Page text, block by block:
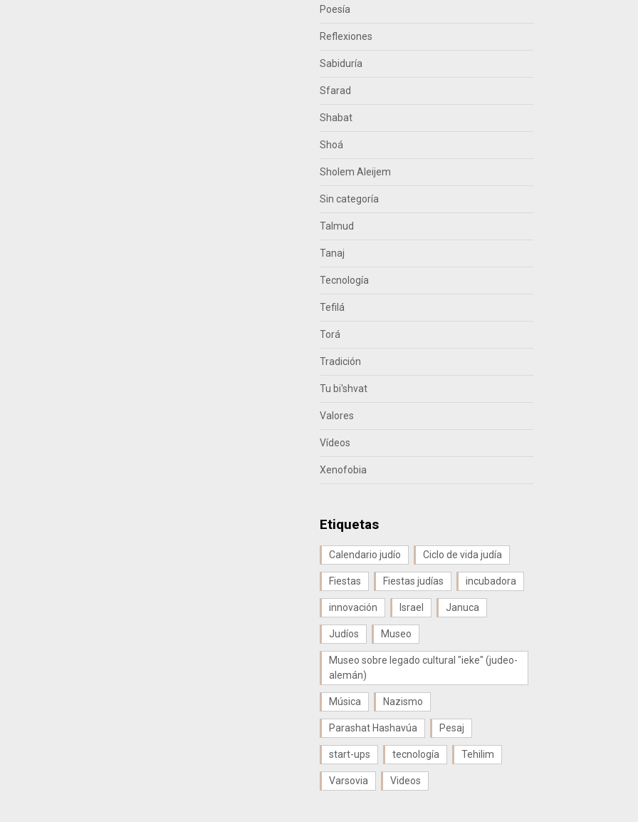
Poesía
Reflexiones
Sabiduría
Sfarad
Shabat
Shoá
Sholem Aleijem
Sin categoría
Talmud
Tanaj
Tecnología
Tefilá
Torá
Tradición
Tu bi'shvat
Valores
Vídeos
Xenofobia
Etiquetas
Calendario judío Ciclo de vida judía
Fiestas Fiestas judías incubadora
innovación Israel Januca
Judíos Museo
Museo sobre legado cultural "ieke" (judeo-
alemán)
Música Nazismo
Parashat Hashavúa Pesaj
start-ups tecnología Tehilim
Varsovia Videos